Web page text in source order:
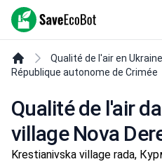
SaveEcoBot
Qualité de l'air en Ukraine
République autonome de Crimée
Qualité de l'air
village Nova
Krestianivska village rada,